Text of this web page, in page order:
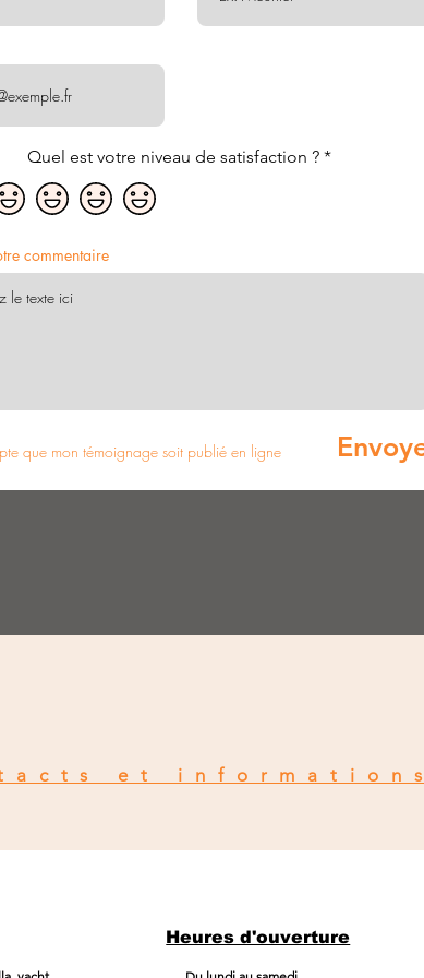
Quel est votre niveau de satisfaction ?
commentaire
que mon témoignage soit publié en ligne
et
Heures d'ouverture